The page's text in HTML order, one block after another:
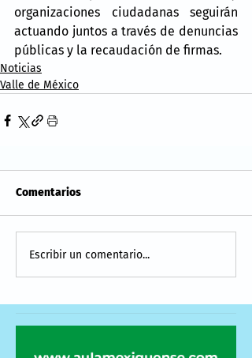
organizaciones ciudadanas seguirán
actuando juntos a través de denuncias
públicas y la recaudación de firmas.
Noticias
Valle de México
Comentarios
Escribir un comentario...